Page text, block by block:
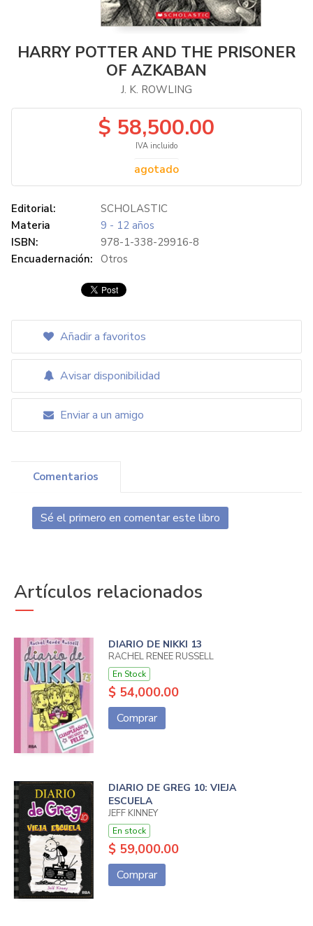
HARRY POTTER AND THE PRISONER
OF AZKABAN
J. K. ROWLING
$ 58,500.00
IVA incluido
agotado
Editorial:
SCHOLASTIC
Materia
9 - 12 años
ISBN:
978-1-338-29916-8
Encuadernación: Otros
Añadir a favoritos
Avisar disponibilidad
Enviar a un amigo
Comentarios
Sé el primero en comentar este libro
Artículos relacionados
DIARIO DE NIKKI 13
RACHEL RENEE RUSSELL
En Stock
$ 54,000.00
Comprar
DIARIO DE GREG 10: VIEJA
ESCUELA
JEFF KINNEY
En stock
$ 59,000.00
Comprar